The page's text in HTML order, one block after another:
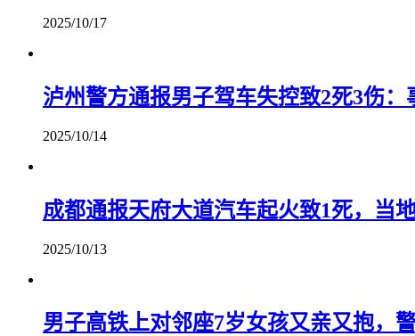
2025/10/17
泸州警方通报男子驾车失控致2死3伤
2025/10/14
成都通报天府大道汽车起火致1死，当
2025/10/13
男子高铁上对邻座7岁女孩又亲又抱，